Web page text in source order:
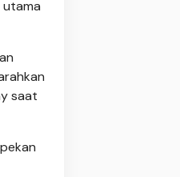
utama
saat